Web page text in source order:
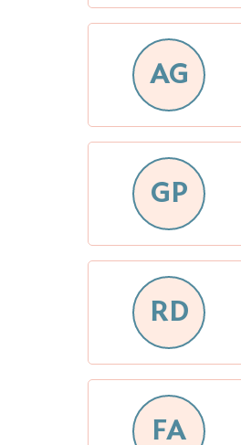
AG
GP
RD
FA